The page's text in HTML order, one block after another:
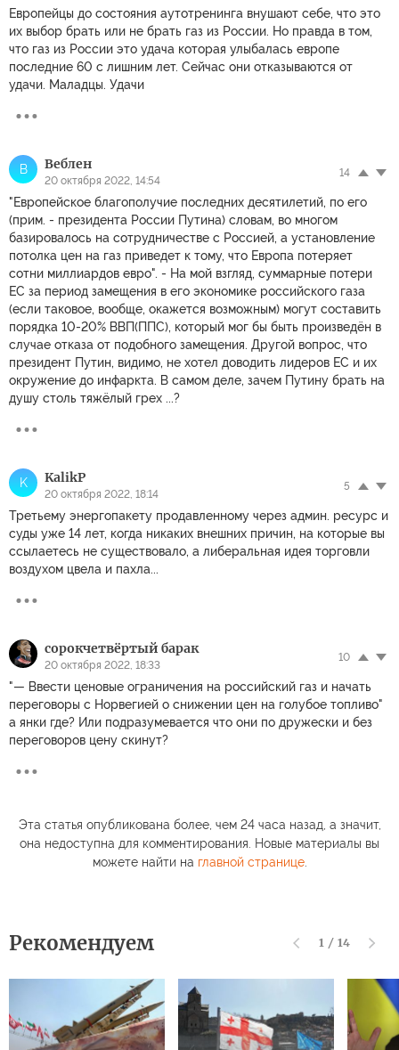
Европейцы до состояния аутотренинга внушают себе, что это
их выбор брать или не брать газ из России. Но правда в том,
что газ из России это удача которая улыбалась европе
последние 60 с лишним лет. Сейчас они отказываются от
удачи. Маладцы. Удачи
В Веблен
20 октября 2022, 14:54
14
"Европейское благополучие последних десятилетий, по его
(прим. - президента России Путина) словам, во многом
базировалось на сотрудничестве с Россией, а установление
потолка цен на газ приведет к тому, что Европа потеряет
сотни миллиардов евро". - На мой взгляд, суммарные потери
ЕС за период замещения в его экономике российского газа
(если таковое, вообще, окажется возможным) могут составить
порядка 10-20% ВВП(ППС), который мог бы быть произведён в
случае отказа от подобного замещения. Другой вопрос, что
президент Путин, видимо, не хотел доводить лидеров ЕС и их
окружение до инфаркта. В самом деле, зачем Путину брать на
душу столь тяжёлый грех ...?
K KalikP
20 октября 2022, 18:14
5
Третьему энергопакету продавленному через админ. ресурс и
суды уже 14 лет, когда никаких внешних причин, на которые вы
ссылаетесь не существовало, а либеральная идея торговли
воздухом цвела и пахла...
сорокчетвёртый барак
20 октября 2022, 18:33
10
"— Ввести ценовые ограничения на российский газ и начать
переговоры с Норвегией о снижении цен на голубое топливо"
а янки где? Или подразумевается что они по дружески и без
переговоров цену скинут?
Эта статья опубликована более, чем 24 часа назад, а значит,
она недоступна для комментирования. Новые материалы вы
можете найти на главной странице.
Рекомендуем 1 / 14